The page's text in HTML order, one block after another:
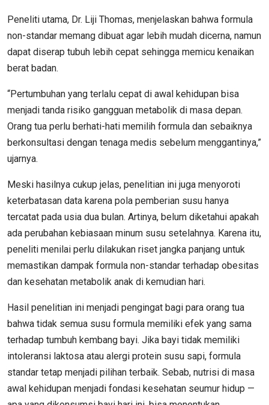
Peneliti utama, Dr. Liji Thomas, menjelaskan bahwa formula
non-standar memang dibuat agar lebih mudah dicerna, namun
dapat diserap tubuh lebih cepat sehingga memicu kenaikan
berat badan.
“Pertumbuhan yang terlalu cepat di awal kehidupan bisa
menjadi tanda risiko gangguan metabolik di masa depan.
Orang tua perlu berhati-hati memilih formula dan sebaiknya
berkonsultasi dengan tenaga medis sebelum menggantinya,”
ujarnya.
Meski hasilnya cukup jelas, penelitian ini juga menyoroti
keterbatasan data karena pola pemberian susu hanya
tercatat pada usia dua bulan. Artinya, belum diketahui apakah
ada perubahan kebiasaan minum susu setelahnya. Karena itu,
peneliti menilai perlu dilakukan riset jangka panjang untuk
memastikan dampak formula non-standar terhadap obesitas
dan kesehatan metabolik anak di kemudian hari.
Hasil penelitian ini menjadi pengingat bagi para orang tua
bahwa tidak semua susu formula memiliki efek yang sama
terhadap tumbuh kembang bayi. Jika bayi tidak memiliki
intoleransi laktosa atau alergi protein susu sapi, formula
standar tetap menjadi pilihan terbaik. Sebab, nutrisi di masa
awal kehidupan menjadi fondasi kesehatan seumur hidup —